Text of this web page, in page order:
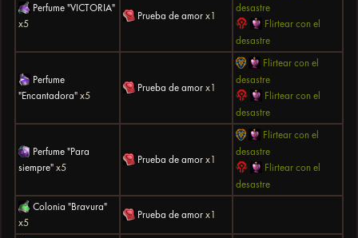
Perfume "VICTORIA"
x5
Prueba de amor x1
desastre
Flirtear con el
desastre
Perfume
"Encantadora" x5
Prueba de amor x1
Flirtear con el
desastre
Flirtear con el
desastre
Perfume "Para
siempre" x5
Prueba de amor x1
Flirtear con el
desastre
Flirtear con el
desastre
Colonia "Bravura"
x5
Prueba de amor x1